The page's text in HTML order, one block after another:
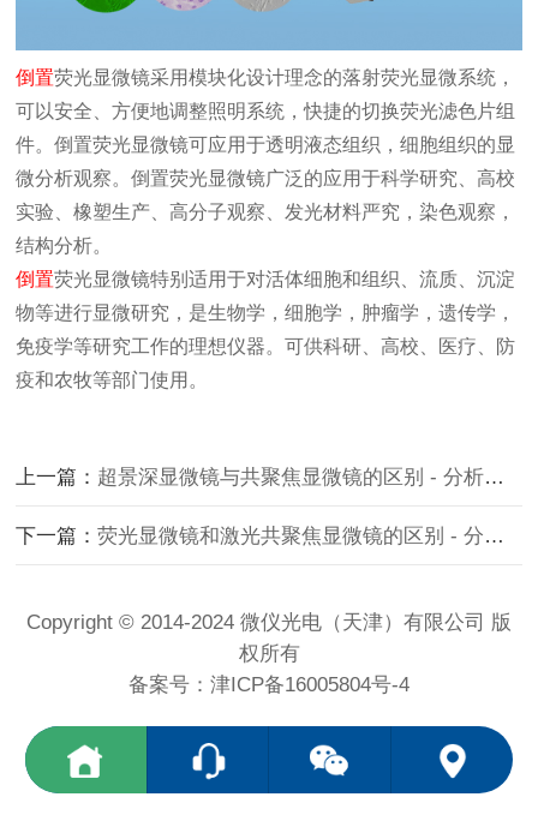
倒置荧光显微镜采用模块化设计理念的落射荧光显微系统，
可以安全、方便地调整照明系统，快捷的切换荧光滤色片组
件。倒置荧光显微镜可应用于透明液态组织，细胞组织的显
微分析观察。倒置荧光显微镜广泛的应用于科学研究、高校
实验、橡塑生产、高分子观察、发光材料严究，染色观察，
结构分析。
倒置荧光显微镜特别适用于对活体细胞和组织、流质、沉淀
物等进行显微研究，是生物学，细胞学，肿瘤学，遗传学，
免疫学等研究工作的理想仪器。可供科研、高校、医疗、防
疫和农牧等部门使用。
上一篇： 超景深显微镜与共聚焦显微镜的区别 - 分析行业新闻
下一篇：荧光显微镜和激光共聚焦显微镜的区别 - 分析行业新闻
Copyright © 2014-2024 微仪光电（天津）有限公司 版
权所有
备案号： 津ICP备16005804号-4